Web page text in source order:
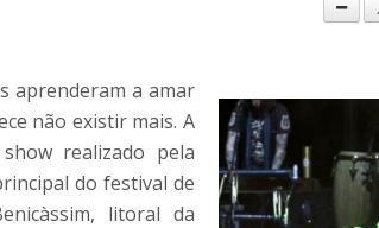
aprenderam a amar
não existir mais. A
realizado pela
do festival de
litoral da